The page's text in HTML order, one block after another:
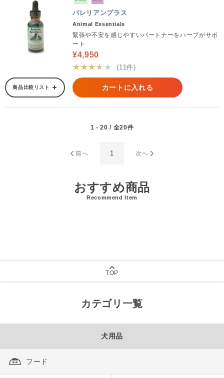
バレリアンプラス
Animal Essentials
緊張や不安を感じやすいパートナーをハーブがサポ
ート
¥4,950
★★★★★
(11件)
商品比較リスト カートに入れる
1 - 20 / 全20件
前へ 1 次へ
おすすめ商品
Recommend Item
TOP
カテゴリ一覧
犬用品
フード